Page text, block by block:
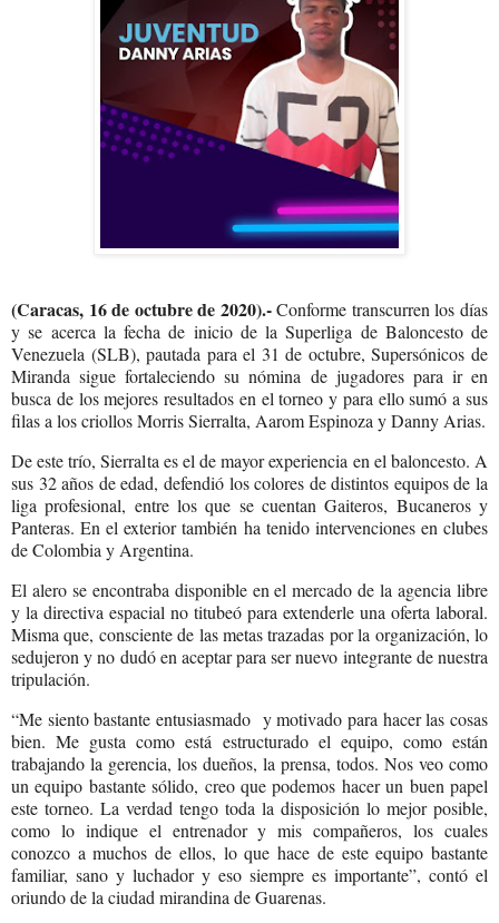
(Caracas, 16 de octubre de 2020).-Conforme transcurren los días
y se acerca la fecha de inicio de la Superliga de Baloncesto de
Venezuela (SLB), pautada para el 31 de octubre, Supersónicos de
Miranda sigue fortaleciendo su nómina de jugadores para ir en
busca de los mejores resultados en el torneo y para ello sumó a sus
filas a los criollos Morris Sierralta, Aarom Espinoza y Danny Arias.
De este trío, Sierralta es el de mayor experiencia en el baloncesto. A
sus 32 años de edad, defendió los colores de distintos equipos de la
liga profesional, entre los que se cuentan Gaiteros, Bucaneros y
Panteras. En el exterior también ha tenido intervenciones en clubes
de Colombia y Argentina.
El alero se encontraba disponible en el mercado de la agencia libre
y la directiva espacial no titubeó para extenderle una oferta laboral.
Misma que, consciente de las metas trazadas por la organización, lo
sedujeron y no dudó en aceptar para ser nuevo integrante de nuestra
tripulación.
“Me siento bastante entusiasmado y motivado para hacer las cosas
bien. Me gusta como está estructurado el equipo, como están
trabajando la gerencia, los dueños, la prensa, todos. Nos veo como
un equipo bastante sólido, creo que podemos hacer un buen papel
este torneo. La verdad tengo toda la disposición lo mejor posible,
como lo indique el entrenador y mis compañeros, los cuales
conozco a muchos de ellos, lo que hace de este equipo bastante
familiar, sano y luchador y eso siempre es importante”, contó el
oriundo de la ciudad mirandina de Guarenas.